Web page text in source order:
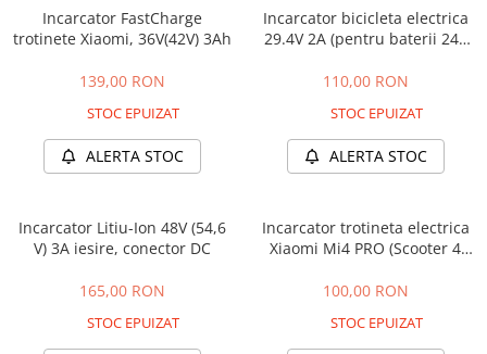
Incarcator FastCharge
trotinete Xiaomi, 36V(42V) 3Ah
139,00 RON
STOC EPUIZAT
ALERTA STOC
Incarcator bicicleta electrica
29.4V 2A (pentru baterii 24V
110,00 RON
STOC EPUIZAT
ALERTA STOC
Incarcator Litiu-Ion 48V (54,6
V) 3A iesire, conector DC
165,00 RON
STOC EPUIZAT
Incarcator trotineta electrica
Xiaomi Mi4 PRO (Scooter 4
magnetic
100,00 RON
STOC EPUIZAT